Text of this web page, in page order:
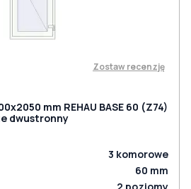
Zostaw recenzję
mm REHAU BASE 60 (Z74)
dwustronny
3 komorowe
60 mm